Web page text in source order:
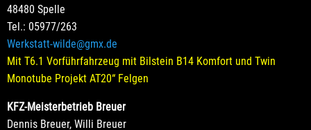
48480 Spelle
Tel.: 05977/263
Werkstatt-wilde@gmx.de
Mit T6.1 Vorführfahrzeug mit Bilstein B14 Komfort und Twin
Monotube Projekt AT20“ Felgen
KFZ-Meisterbetrieb Breuer
Dennis Breuer, Willi Breuer